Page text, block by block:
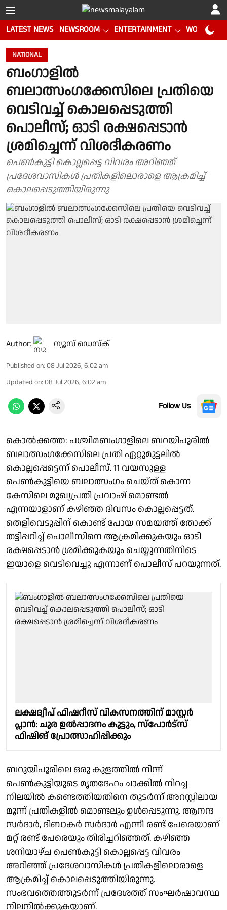
LATEST NEWS NEWSROOM ENTERTAINMENT WORLD CUP
NATIONAL
ബംഗാളിൽ
ബലാത്സംഗക്കേസിലെ പ്രതിയെ
വെടിവച്ച് കൊലപ്പെടുത്തി
പൊലീസ്; ഓടി രക്ഷപ്പെടാൻ
ശ്രമിച്ചെന്ന് വിശദീകരണം
പെൺകുട്ടി കൊല്ലപ്പെട്ട വിവരം അറിഞ്ഞ്
പ്രദേശവാസികൾ പ്രതികളിലൊരാളെ ആക്രമിച്ച്
കൊലപ്പെടുത്തിയിരുന്നു
Author: ന്യൂസ് ഡെസ്ക്
Published on: 08 Jul 2026, 6:02 am
Updated on: 08 Jul 2026, 6:02 am
Follow Us
കൊൽക്കത്ത: പശ്ചിമബംഗാളിലെ ബറയിപൂരിൽ
ബലാത്സംഗക്കേസിലെ പ്രതി ഏറ്റുമുട്ടലിൽ
കൊല്ലപ്പെട്ടെന്ന് പൊലീസ്. 11 വയസുള്ള
പെൺകുട്ടിയെ ബലാത്സംഗം ചെയ്ത് കൊന്ന
കേസിലെ മുഖ്യപ്രതി പ്രവാഷ് മൊണ്ടൽ
എന്നയാളാണ് കഴിഞ്ഞ ദിവസം കൊല്ലപ്പെട്ടത്.
തെളിവെടുപ്പിന് കൊണ്ട് പോയ സമയത്ത് തോക്ക്
തട്ടിപ്പറിച്ച് പൊലീസിനെ ആക്രമിക്കുകയും ഓടി
രക്ഷപ്പെടാൻ ശ്രമിക്കുകയും ചെയ്യുന്നതിനിടെ
ഇയാളെ വെടിവെച്ചു എന്നാണ് പൊലീസ് പറയുന്നത്.
ലക്ഷദ്വീപ് ഫിഷറീസ് വികസനത്തിന് മാസ്റ്റര്‍
പ്ലാന്‍: ചൂര ഉൽപ്പാദനം കൂട്ടും, സ്പോർട്സ്
ഫിഷിങ് പ്രോത്സാഹിപ്പിക്കും
ബറുയിപൂരിലെ ഒരു കുളത്തിൽ നിന്ന്
പെൺകുട്ടിയുടെ മൃതദേഹം ചാക്കിൽ നിറച്ച
നിലയിൽ കണ്ടെത്തിയതിനെ തുടർന്ന് അറസ്റ്റിലായ
മൂന്ന് പ്രതികളിൽ മൊണ്ടലും ഉൾപ്പെടുന്നു. ആനന്ദ
സർദാർ, ദിബാകർ സർദാർ എന്നീ രണ്ട് പേരെയാണ്
മറ്റ് രണ്ട് പേരെയും തിരിച്ചറിഞ്ഞത്. കഴിഞ്ഞ
ശനിയാഴ്ച പെൺകുട്ടി കൊല്ലപ്പെട്ട വിവരം
അറിഞ്ഞ് പ്രദേശവാസികൾ പ്രതികളിലൊരാളെ
ആക്രമിച്ച് കൊലപ്പെടുത്തിയിരുന്നു.
സംഭവത്തെത്തുടർന്ന് പ്രദേശത്ത് സംഘര്‍ഷാവസ്ഥ
നിലനിൽക്കുകയാണ്.